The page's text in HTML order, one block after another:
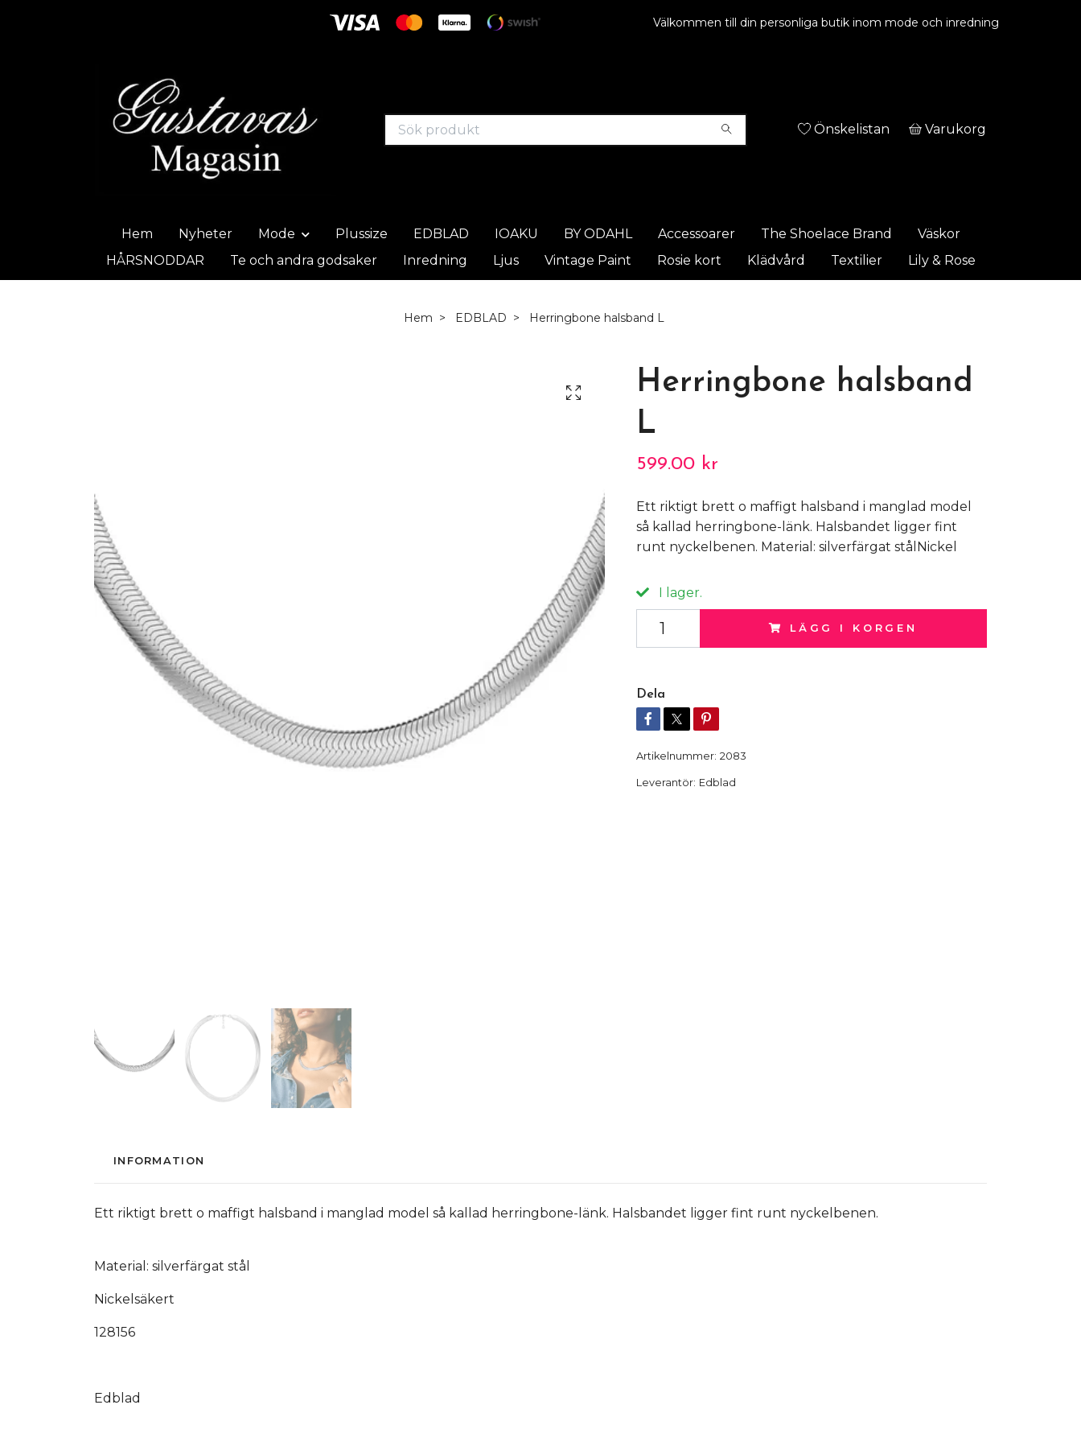
Välkommen till din personliga butik inom mode och inredning
Önskelistan Varukorg
Hem Nyheter Mode Plussize EDBLAD IOAKU BY ODAHL Accessoarer The Shoelace Brand
Väskor
HÅRSNODDAR
Te och andra godsaker Inredning Ljus Vintage Paint Rosie kort Klädvård Textilier Lily & Rose
Hem EDBLAD Herringbone halsband L
Herringbone halsband
L
599.00 kr
Ett riktigt brett o maffigt halsband i manglad model
så kallad herringbone-länk. Halsbandet ligger fint
runt nyckelbenen. Material: silverfärgat stålNickel
I lager.
LÄGG I KORGEN
Dela
Artikelnummer: 2083
Leverantör: Edblad
INFORMATION
Ett riktigt brett o maffigt halsband i manglad model så kallad herringbone-länk. Halsbandet ligger fint runt nyckelbenen.
Material: silverfärgat stål
Nickelsäkert
128156
Edblad